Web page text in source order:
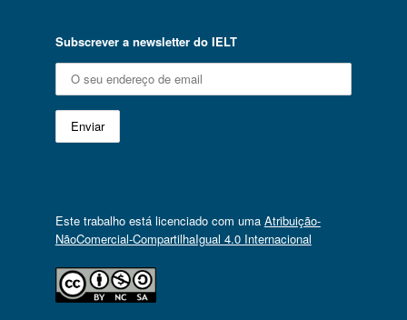
Subscrever a newsletter do IELT
Este trabalho está licenciado com uma Atribuição-
NãoComercial-CompartilhaIgual 4.0 Internacional